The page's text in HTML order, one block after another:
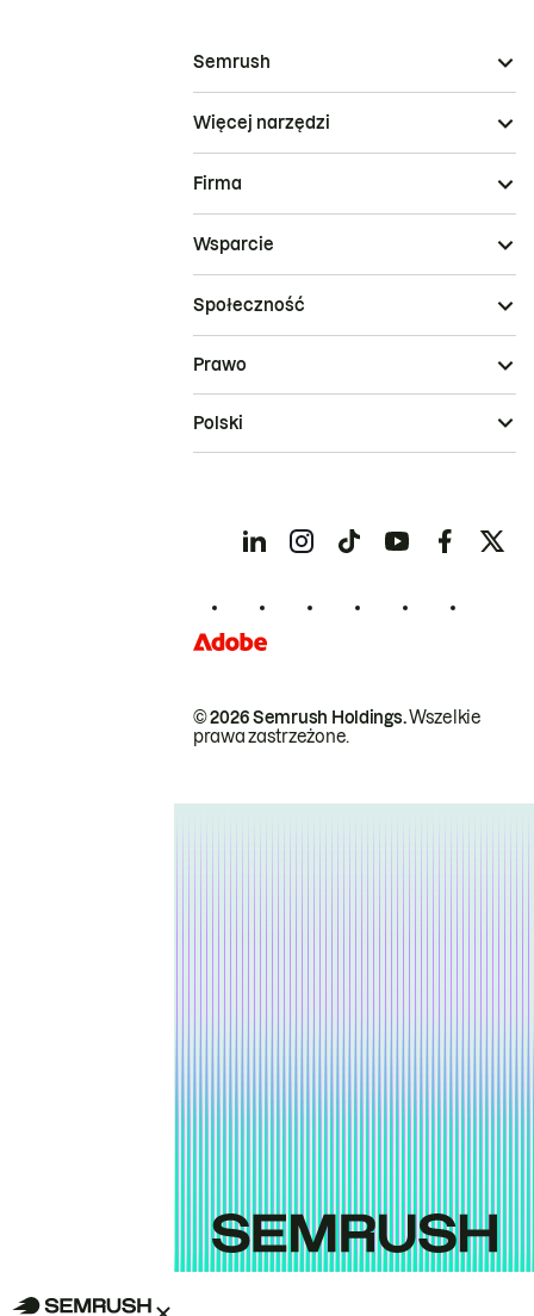
Semrush
Więcej narzędzi
Firma
Wsparcie
Społeczność
© 2026 Semrush Holdings.Wszelkie
prawa zastrzeżone.
Prawo
Polski